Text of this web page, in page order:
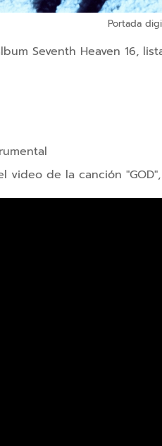
Portada
Seventh Heaven 16,
video de la canción